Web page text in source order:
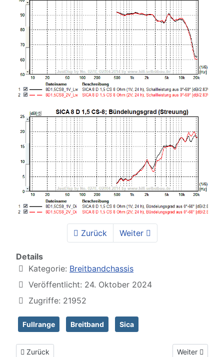
Zurück Weiter
Details
Kategorie: Breitbandchassis
Veröffentlicht: 24. Oktober 2024
Zugriffe: 21952
Fullrange Breitband Sica
Vorheriger Beitrag: Tang Band W5-2143
Zurück Nächster
Weiter